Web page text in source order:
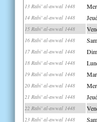
13 Rabi' al-awwal 1448
14 Rabi' al-awwal 1448
15 Rabi' al-awwal 1448
16 Rabi' al-awwal 1448
17 Rabi' al-awwal 1448
18 Rabi' al-awwal 1448
19 Rabi' al-awwal 1448
20 Rabi' al-awwal 1448
21 Rabi' al-awwal 1448
22 Rabi' al-awwal 1448
23 Rabi' al-awwal 1448